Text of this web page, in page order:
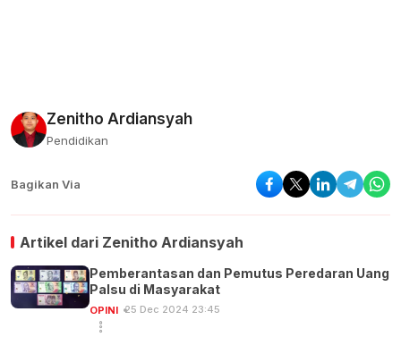
Zenitho Ardiansyah
Pendidikan
Bagikan Via
Artikel dari Zenitho Ardiansyah
Pemberantasan dan Pemutus Peredaran Uang
Palsu di Masyarakat
OPINI 25 Dec 2024 23:45